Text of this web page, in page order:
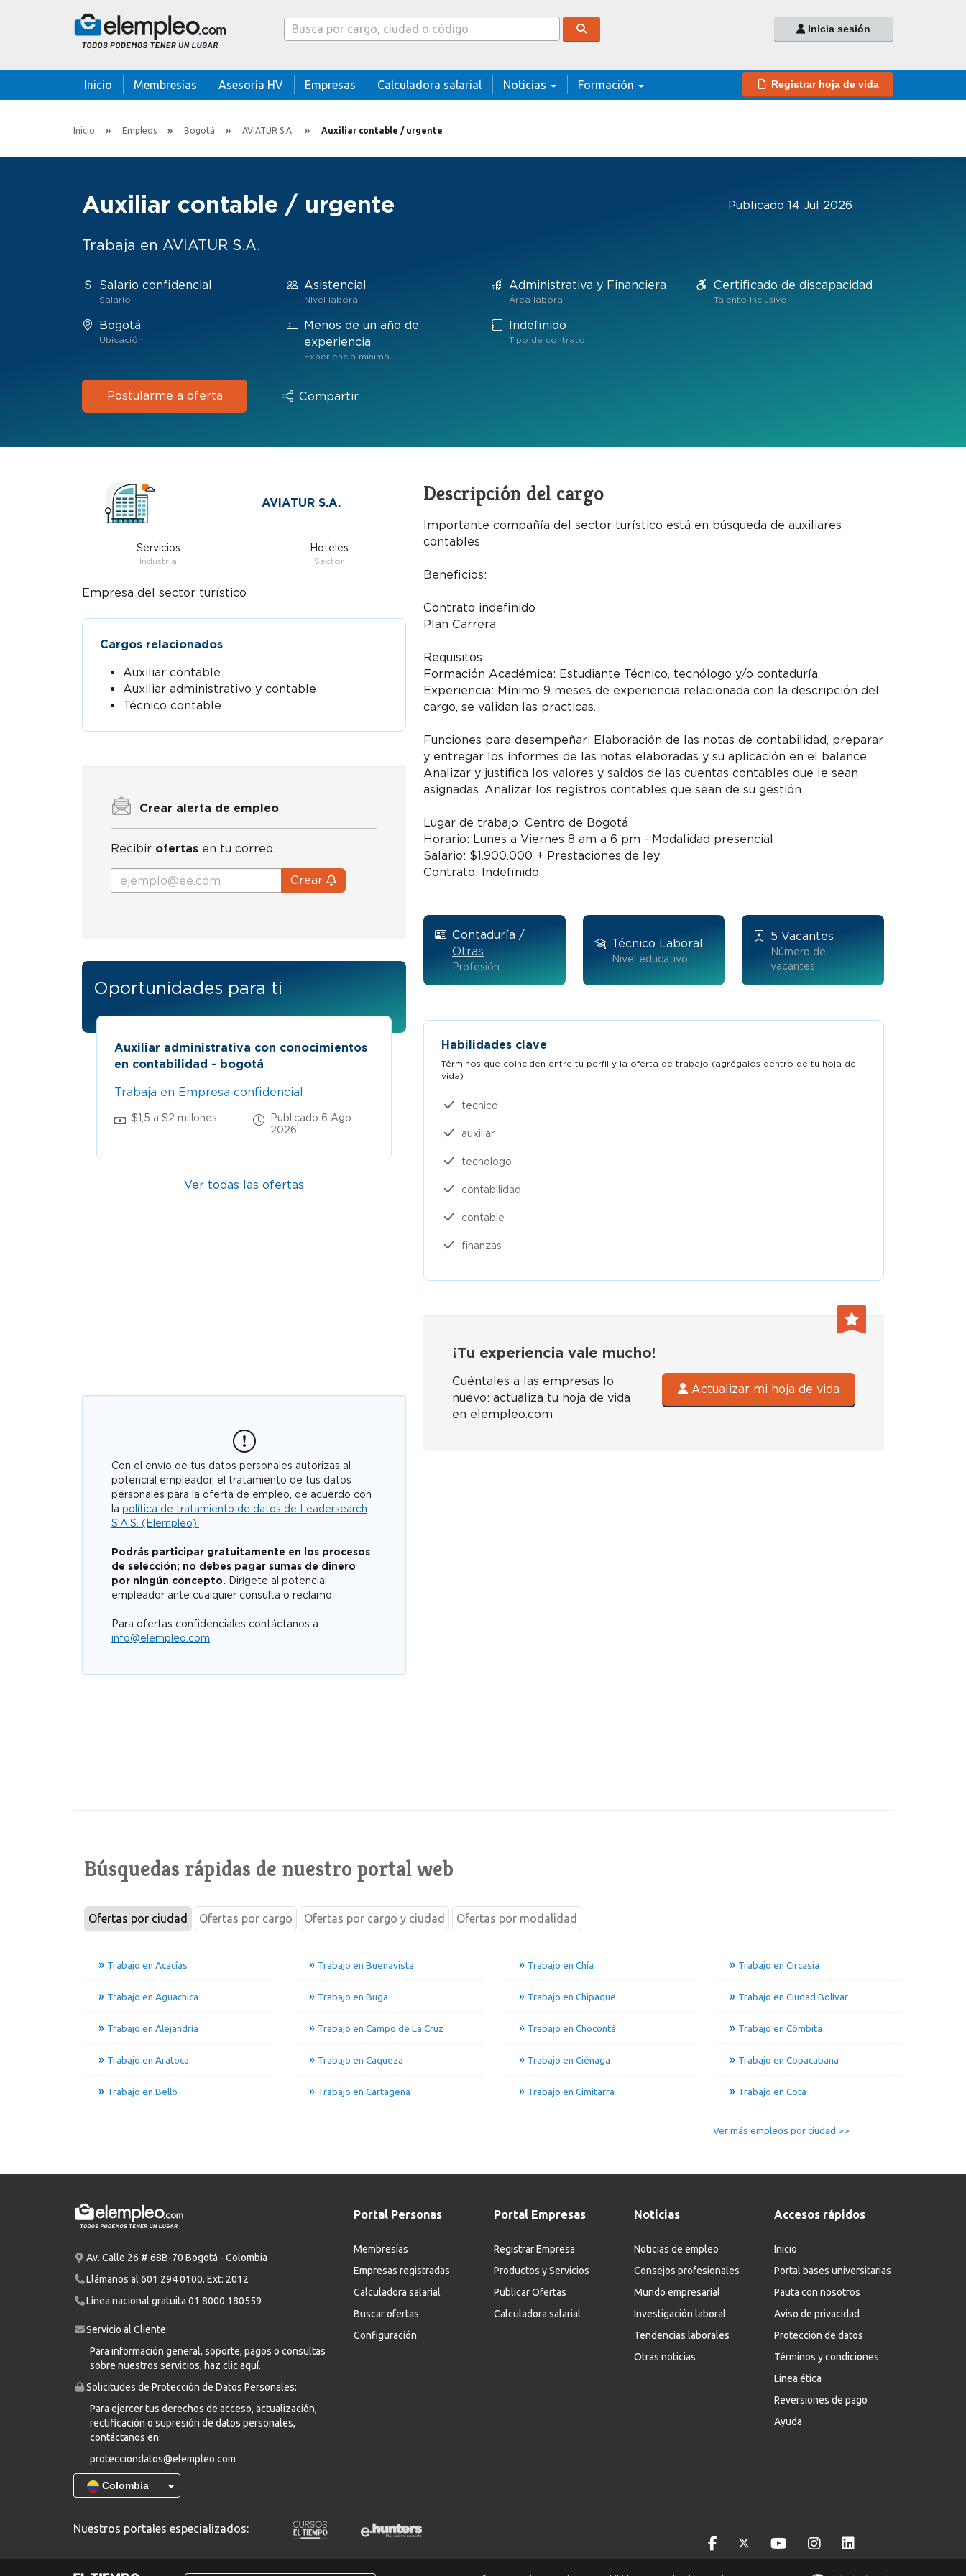
Caja buscador
Inicia sesión
Inicio Membresías Asesoría HV Empresas Calculadora salarial Noticias Formación Registrar hoja de vida
Inicio Empleos Bogotá AVIATUR S.A. Auxiliar contable / urgente
Auxiliar contable / urgente Publicado 14 Jul 2026
Trabaja en AVIATUR S.A.
Salario confidencial
Salario
Bogotá
Ubicación
Asistencial
Nivel laboral
Menos de un año de
experiencia
Experiencia mínima
Administrativa y Financiera
Área laboral
Indefinido
Tipo de contrato
Certificado de discapacidad
Talento Inclusivo
Postularme a oferta Compartir
AVIATUR S.A.
Servicios
Industria
Hoteles
Sector
Empresa del sector turístico
Cargos relacionados
Auxiliar contable
Auxiliar administrativo y contable
Técnico contable
Crear alerta de empleo
Recibir ofertas en tu correo.
Crear
Oportunidades para ti
Auxiliar administrativa con conocimientos
en contabilidad - bogotá
Trabaja en Empresa confidencial
$1,5 a $2 millones
Publicado 6 Ago
2026
Trabaja en Empresa confidencial
$1,5 a $2 millones
Ver todas las ofertas
Con el envío de tus datos personales autorizas al
potencial empleador, el tratamiento de tus datos
personales para la oferta de empleo, de acuerdo con
la política de tratamiento de datos de Leadersearch
S.A.S. (Elempleo).
Podrás participar gratuitamente en los procesos
de selección; no debes pagar sumas de dinero
por ningún concepto. Dirígete al potencial
empleador ante cualquier consulta o reclamo.
Para ofertas confidenciales contáctanos a:
info@elempleo.com
Descripción del cargo
Importante compañía del sector turístico está en búsqueda de auxiliares
contables
Beneficios:
Contrato indefinido
Plan Carrera
Requisitos
Formación Académica: Estudiante Técnico, tecnólogo y/o contaduría.
Experiencia: Mínimo 9 meses de experiencia relacionada con la descripción del
cargo, se validan las practicas.
Funciones para desempeñar: Elaboración de las notas de contabilidad, preparar
y entregar los informes de las notas elaboradas y su aplicación en el balance.
Analizar y justifica los valores y saldos de las cuentas contables que le sean
asignadas. Analizar los registros contables que sean de su gestión
Lugar de trabajo: Centro de Bogotá
Horario: Lunes a Viernes 8 am a 6 pm - Modalidad presencial
Salario: $1.900.000 + Prestaciones de ley
Contrato: Indefinido
Contaduría /
Otras
Profesión
Técnico Laboral
Nivel educativo
5 Vacantes
Número de
vacantes
Habilidades clave
Términos que coinciden entre tu perfil y la oferta de trabajo (agrégalos dentro de tu hoja de
vida)​
tecnico
auxiliar
tecnologo
contabilidad
contable
finanzas
¡Tu experiencia vale mucho!
Cuéntales a las empresas lo
nuevo: actualiza tu hoja de vida
en elempleo.com
Actualizar mi hoja de vida
Búsquedas rápidas de nuestro portal web
Ofertas por ciudad Ofertas por cargo Ofertas por cargo y ciudad Ofertas por modalidad
Trabajo en Acacías
Trabajo en Aguachica
Trabajo en Alejandría
Trabajo en Aratoca
Trabajo en Bello
Trabajo en Buenavista
Trabajo en Buga
Trabajo en Campo de La Cruz
Trabajo en Caqueza
Trabajo en Cartagena
Trabajo en Chía
Trabajo en Chipaque
Trabajo en Chocontá
Trabajo en Ciénaga
Trabajo en Cimitarra
Trabajo en Circasia
Trabajo en Ciudad Bolívar
Trabajo en Cómbita
Trabajo en Copacabana
Trabajo en Cota
Ver más empleos por ciudad >>
Av. Calle 26 # 68B-70 Bogotá - Colombia
Llámanos al 601 294 0100. Ext: 2012
Línea nacional gratuita 01 8000 180559
Servicio al Cliente:
Para información general, soporte, pagos o consultas
sobre nuestros servicios, haz clicaquí.
Solicitudes de Protección de Datos Personales:
Para ejercer tus derechos de acceso, actualización,
rectificación o supresión de datos personales,
contáctanos en:
protecciondatos@elempleo.com
Colombia
Portal Personas
Membresías
Empresas registradas
Calculadora salarial
Buscar ofertas
Configuración
Portal Empresas
Registrar Empresa
Productos y Servicios
Publicar Ofertas
Calculadora salarial
Noticias
Noticias de empleo
Consejos profesionales
Mundo empresarial
Investigación laboral
Tendencias laborales
Otras noticias
Accesos rápidos
Inicio
Portal bases universitarias
Pauta con nosotros
Aviso de privacidad
Protección de datos
Términos y condiciones
Línea ética
Reversiones de pago
Ayuda
Nuestros portales especializados: